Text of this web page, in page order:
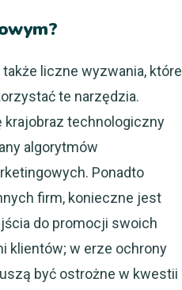
liczne wyzwania, które
te narzędzia.
technologiczny
algorytmów
Ponadto
firm, konieczne jest
do promocji swoich
klientów; w erze ochrony
być ostrożne w kwestii